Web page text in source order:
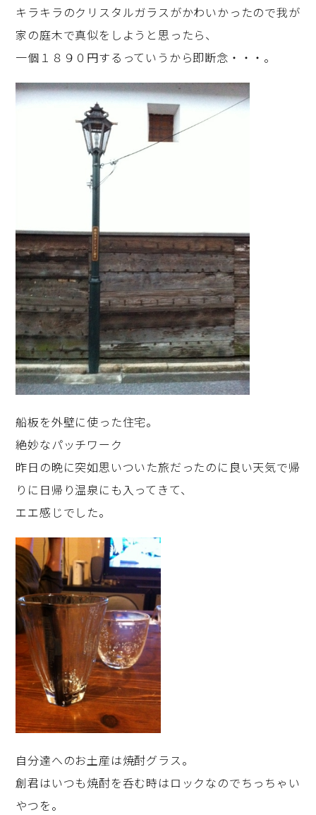
キラキラのクリスタルガラスがかわいかったので我が
家の庭木で真似をしようと思ったら、
一個１８９０円するっていうから即断念・・・。
船板を外壁に使った住宅。
絶妙なパッチワーク
昨日の晩に突如思いついた旅だったのに良い天気で帰
りに日帰り温泉にも入ってきて、
エエ感じでした。
自分達へのお土産は焼酎グラス。
創君はいつも焼酎を呑む時はロックなのでちっちゃい
やつを。